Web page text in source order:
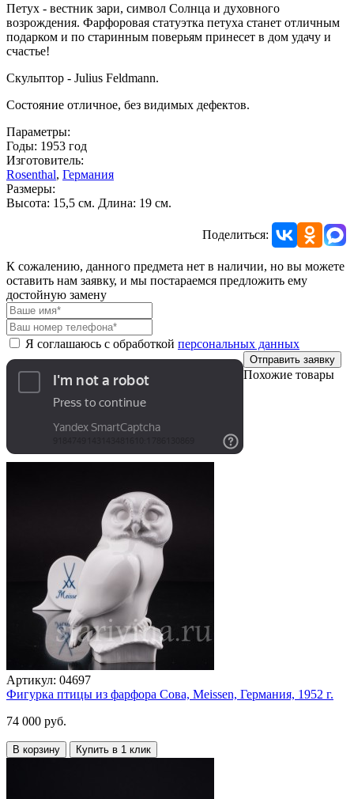
Петух - вестник зари, символ Солнца и духовного
возрождения. Фарфоровая статуэтка петуха станет отличным
подарком и по старинным поверьям принесет в дом удачу и
счастье!
Скульптор - Julius Feldmann.
Состояние отличное, без видимых дефектов.
Параметры:
Годы: 1953 год
Изготовитель:
Rosenthal, Германия
Размеры:
Высота: 15,5 см. Длина: 19 см.
Поделиться:
К сожалению, данного предмета нет в наличии, но вы можете
оставить нам заявку, и мы постараемся предложить ему
достойную замену
Я соглашаюсь с обработкой персональных данных
Отправить заявку
Похожие товары
Артикул: 04697
Фигурка птицы из фарфора Сова, Meissen, Германия, 1952 г.
74 000 руб.
В корзину Купить в 1 клик